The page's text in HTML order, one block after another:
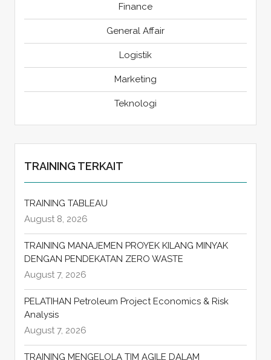
Finance
General Affair
Logistik
Marketing
Teknologi
TRAINING TERKAIT
TRAINING TABLEAU
August 8, 2026
TRAINING MANAJEMEN PROYEK KILANG MINYAK
DENGAN PENDEKATAN ZERO WASTE
August 7, 2026
PELATIHAN Petroleum Project Economics & Risk
Analysis
August 7, 2026
TRAINING MENGELOLA TIM AGILE DALAM